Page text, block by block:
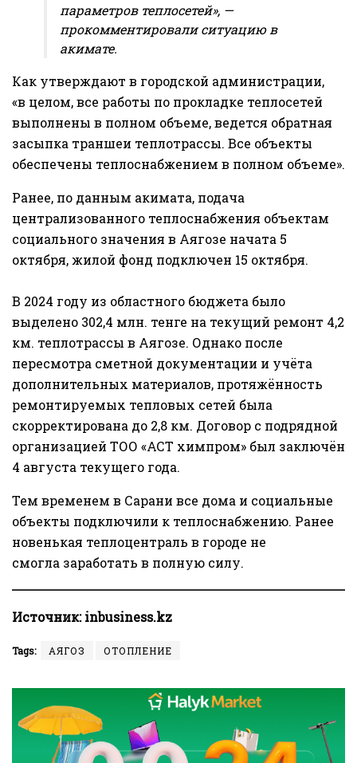
параметров теплосетей», —
прокомментировали ситуацию в
акимате.
Как утверждают в городской администрации,
«в целом, все работы по прокладке теплосетей
выполнены в полном объеме, ведется обратная
засыпка траншеи теплотрассы. Все объекты
обеспечены теплоснабжением в полном объеме».
Ранее, по данным акимата, подача
централизованного теплоснабжения объектам
социального значения в Аягозе начата 5
октября, жилой фонд подключен 15 октября.
В 2024 году из областного бюджета было
выделено 302,4 млн. тенге на текущий ремонт 4,2
км. теплотрассы в Аягозе. Однако после
пересмотра сметной документации и учёта
дополнительных материалов, протяжённость
ремонтируемых тепловых сетей была
скорректирована до 2,8 км. Договор с подрядной
организацией ТОО «АСТ химпром» был заключён
4 августа текущего года.
Тем временем в Сарани все дома и социальные
объекты подключили к теплоснабжению. Ранее
новенькая теплоцентраль в городе не
смогла заработать в полную силу.
Источник:inbusiness.kz
Tags: АЯГОЗ ОТОПЛЕНИЕ